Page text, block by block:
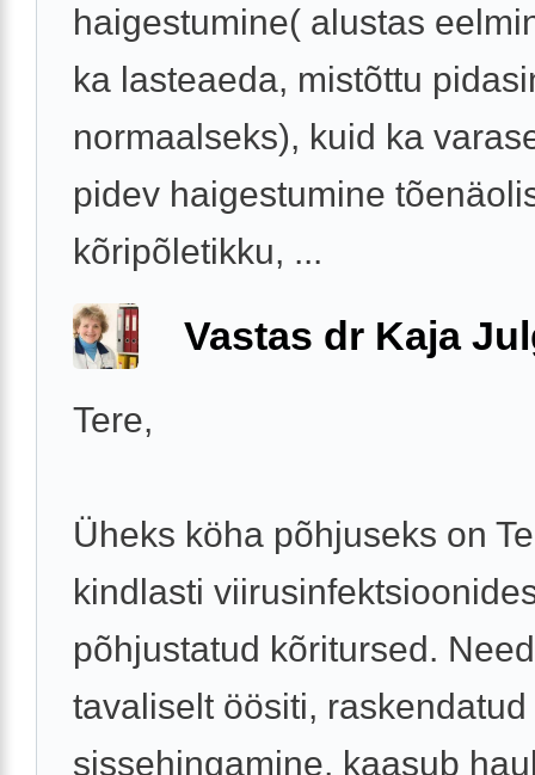
haigestumine( alustas
ka lasteaeda, mistõttu
normaalseks), kuid ka
pidev haigestumine
kõripõletikku, ...
Vastas dr Kaja
Tere,
Üheks köha põhjuseks on
kindlasti
põhjustatud kõritursed.
tavaliselt öösiti, raskendatud
sissehingamine, kaasub